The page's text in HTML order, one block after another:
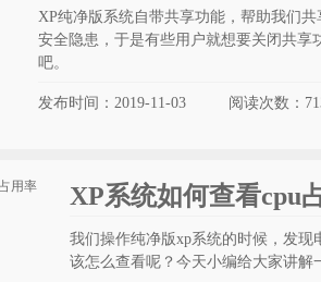
XP纯净版系统自带共享功能，帮助我们
安全隐患，于是有些用户就想要关闭共
吧。
发布时间：2019-11-03 阅读次数：
XP系统如何查看cpu
我们操作纯净版xp系统的时候，发
该怎么查看呢？今天小编给大家讲解